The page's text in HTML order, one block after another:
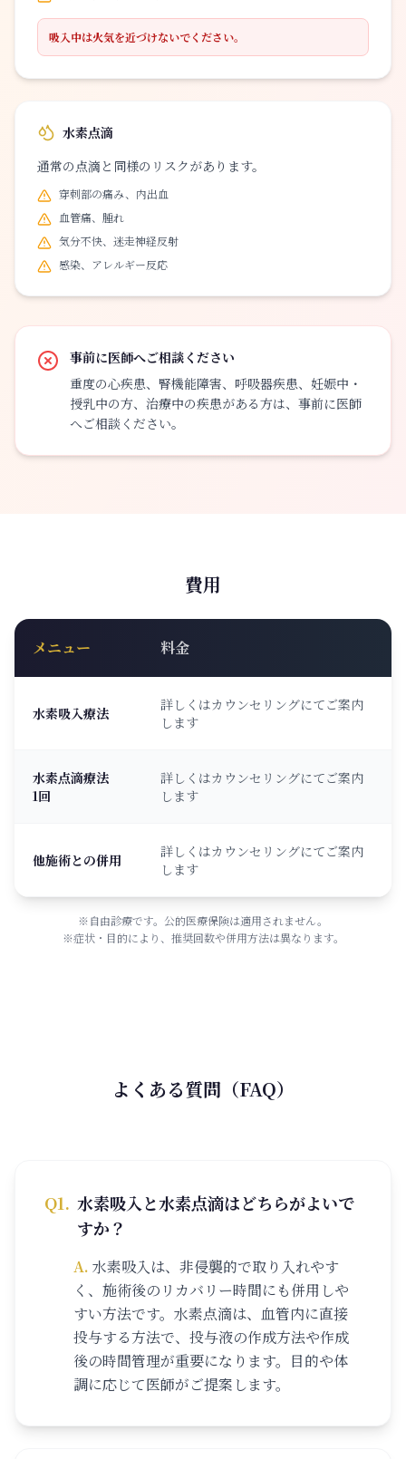
吸入中は火気を近づけないでください。
水素点滴
通常の点滴と同様のリスクがあります。
穿刺部の痛み、内出血
血管痛、腫れ
気分不快、迷走神経反射
感染、アレルギー反応
事前に医師へご相談ください
重度の心疾患、腎機能障害、呼吸器疾患、妊娠中・
授乳中の方、治療中の疾患がある方は、事前に医師
へご相談ください。
費用
メニュー 料金
水素吸入療法
詳しくはカウンセリングにてご案内
します
水素点滴療法
1回
詳しくはカウンセリングにてご案内
します
他施術との併用
詳しくはカウンセリングにてご案内
します
※自由診療です。公的医療保険は適用されません。
※症状・目的により、推奨回数や併用方法は異なります。
よくある質問（FAQ）
Q1. 水素吸入と水素点滴はどちらがよいで
すか？
A. 水素吸入は、非侵襲的で取り入れやす
く、施術後のリカバリー時間にも併用しや
すい方法です。水素点滴は、血管内に直接
投与する方法で、投与液の作成方法や作成
後の時間管理が重要になります。目的や体
調に応じて医師がご提案します。